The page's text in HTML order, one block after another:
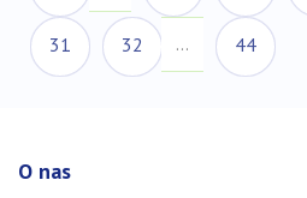
31 32 … 44
O nas